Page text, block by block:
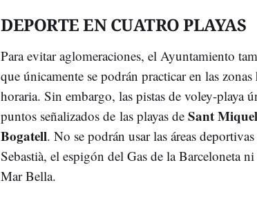
DEPORTE EN CUATRO PLAYAS
Para evitar aglomeraciones, el Ayuntamiento
que únicamente se podrán practicar en las
horaria. Sin embargo, las pistas de voley-playa
puntos señalizados de las playas de Sant Miquel
Bogatell. No se podrán usar las áreas
Sebastià, el espigón del Gas de la Barceloneta
Mar Bella.